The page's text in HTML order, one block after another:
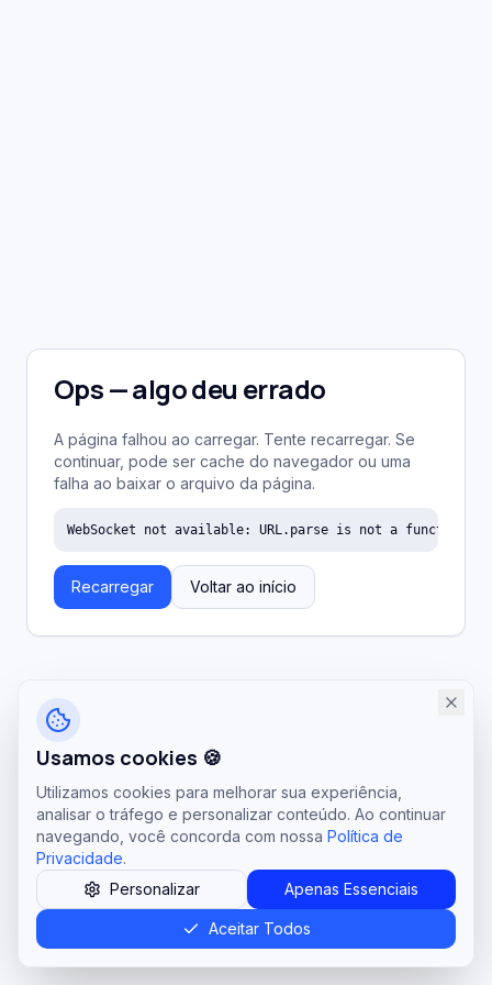
Ops — algo deu errado
A página falhou ao carregar. Tente recarregar. Se
continuar, pode ser cache do navegador ou uma
falha ao baixar o arquivo da página.
WebSocket not available: URL.parse is not a function
Recarregar Voltar ao início
Usamos cookies 🍪
Utilizamos cookies para melhorar sua experiência,
analisar o tráfego e personalizar conteúdo. Ao continuar
navegando, você concorda com nossa Política de
Privacidade.
Personalizar
Apenas Essenciais
Aceitar Todos